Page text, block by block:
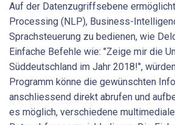
Auf der Datenzugriffsebene
Processing (NLP), Business-
Sprachsteuerung zu bedienen, wie
Einfache Befehle wie: "Zeige mir die
Süddeutschland im Jahr 2018!",
Programm könne die gewünschten
anschlies­send direkt abrufen und
es möglich, verschiedene